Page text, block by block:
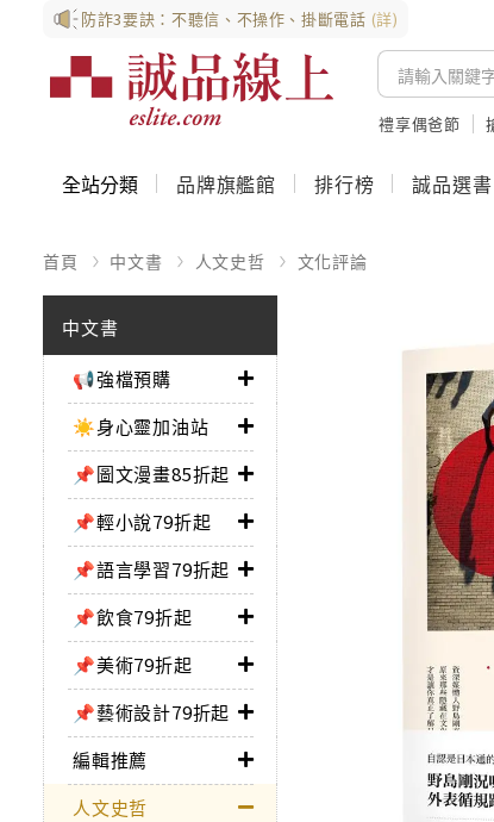
防詐3要訣：不聽信、不操作、掛斷電話 (詳)
禮享偶爸節
全站分類 品牌旗艦館 排行榜 誠品選書
首頁 中文書 人文史哲 文化評論
中文書
📢強檔預購
☀️身心靈加油站
📌圖文漫畫85折起
📌輕小說79折起
📌語言學習79折起
📌飲食79折起
📌美術79折起
📌藝術設計79折起
編輯推薦
人文史哲